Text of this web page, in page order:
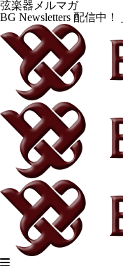
弦楽器メルマガ
BG Newsletters 配信中！